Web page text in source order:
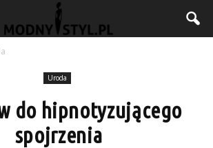
Uroda
do hipnotyzującego
spojrzenia